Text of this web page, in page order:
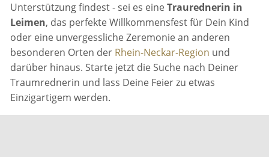
Unterstützung findest - sei es eineTraurednerin in
Leimen, das perfekte Willkommensfest für Dein Kind
oder eine unvergessliche Zeremonie an anderen
besonderen Orten der Rhein-Neckar-Region und
darüber hinaus. Starte jetzt die Suche nach Deiner
Traumrednerin und lass Deine Feier zu etwas
Einzigartigem werden.